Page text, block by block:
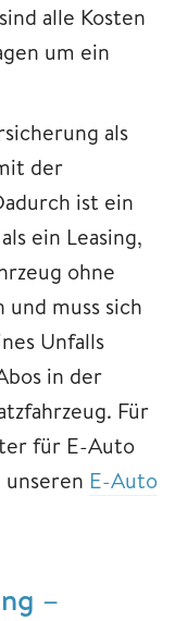
alle Kosten
um ein
als
der
ist ein
ein Leasing,
ohne
muss sich
Unfalls
in der
Für
für E-Auto
E-Auto
–